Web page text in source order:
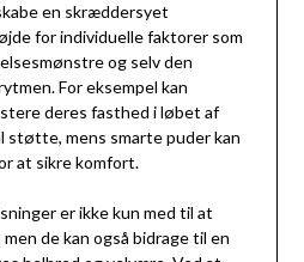
en skræddersyet
for individuelle faktorer som
og selv den
For eksempel kan
deres fasthed i løbet af
støtte, mens smarte puder kan
at sikre komfort.
er ikke kun med til at
de kan også bidrage til en